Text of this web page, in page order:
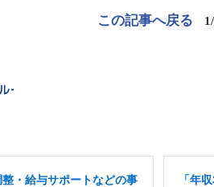
この記事へ戻る
・給与サポートなどの事
「年